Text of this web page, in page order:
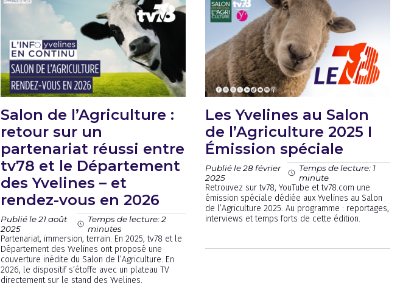
Salon de l’Agriculture :
retour sur un
partenariat réussi entre
tv78 et le Département
des Yvelines – et
rendez-vous en 2026
Publié le 21 août
2025
Temps de lecture: 2
minutes
Partenariat, immersion, terrain. En 2025, tv78 et le
Département des Yvelines ont proposé une
couverture inédite du Salon de l’Agriculture. En
2026, le dispositif s’étoffe avec un plateau TV
directement sur le stand des Yvelines.
Les Yvelines au Salon
de l’Agriculture 2025 I
Émission spéciale
Publié le 28 février
2025
Temps de lecture: 1
minute
Retrouvez sur tv78, YouTube et tv78.com une
émission spéciale dédiée aux Yvelines au Salon
de l’Agriculture 2025. Au programme : reportages,
interviews et temps forts de cette édition.